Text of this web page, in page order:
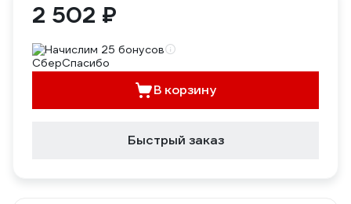
2 502 ₽
Начислим 25 бонусов
В корзину
Быстрый заказ